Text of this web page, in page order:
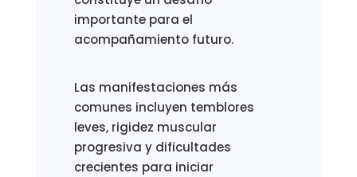
importante para el
acompañamiento futuro.
Las manifestaciones más
comunes incluyen temblores
leves, rigidez muscular
progresiva y dificultades
crecientes para iniciar